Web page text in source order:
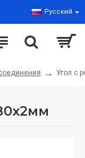
Русский
Угол с